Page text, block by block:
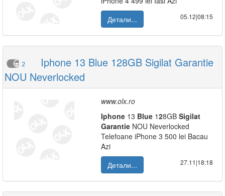
Детали...
05.12|08:15
2
Iphone 13 Blue 128GB Sigilat Garantie
NOU Neverlocked
www.olx.ro
Iphone 13 Blue 128GB Sigilat
Garantie NOU Neverlocked
Telefoane iPhone 3 500 lei Bacau
Azi
Детали...
27.11|18:18